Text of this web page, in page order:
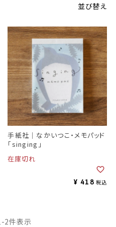
並び替え
手紙社｜なかいつこ・メモパッド
「singing」
在庫切れ
¥ 418 税込
-2件表示